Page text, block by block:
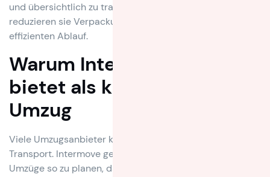
und übersichtlich zu transportieren. Gleichzeitig
reduzieren sie Verpackungsmüll und sorgen für einen
effizienten Ablauf.
Warum Intermove mehr
bietet als klassischen
Umzug
Viele Umzugsanbieter konzentrieren sich auf den
Transport. Intermove geht weiter. Unser Anspruch ist es,
Umzüge so zu planen, dass Kundinnen und Kunden nicht